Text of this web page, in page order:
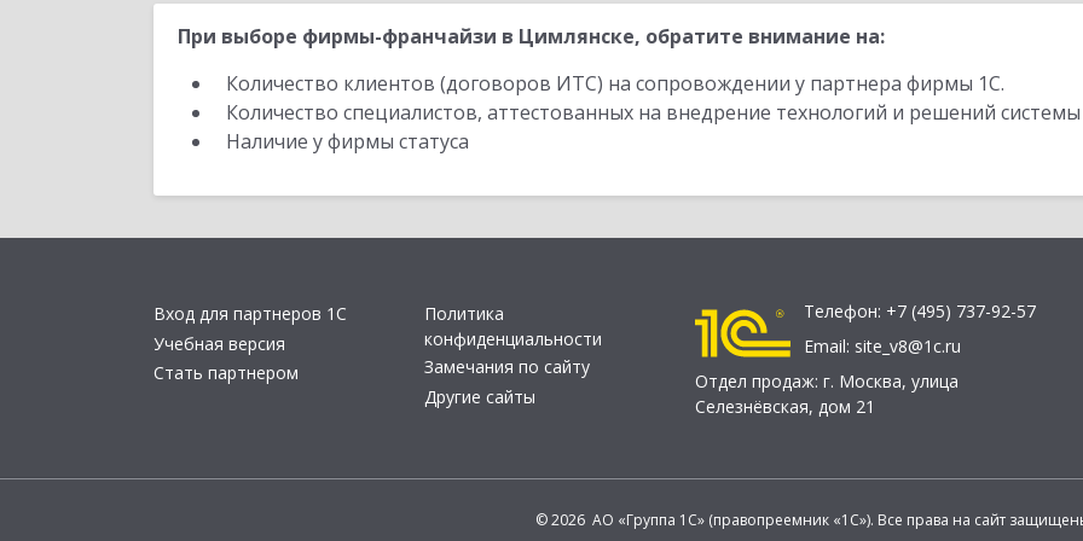
При выборе фирмы-франчайзи в Цимлянске, обратите внимание на:
Количество клиентов (договоров ИТС) на сопровождении у партнера фирмы 1С.
Количество специалистов, аттестованных на внедрение технологий и решений
Наличие у фирмы статуса
Вход для партнеров 1С
Учебная версия
Стать партнером
Политика
конфиденциальности
Замечания по сайту
Другие сайты
Телефон: +7 (495) 737-92-57
Email: site_v8@1c.ru
Отдел продаж: г. Москва, улица
Селезнёвская, дом 21
© 2026 АО «Группа 1С» (правопреемник «1С»). Все права на сайт